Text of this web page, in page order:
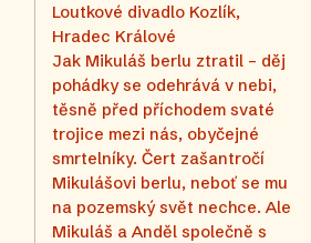
Loutkové divadlo Kozlík,
Hradec Králové
Jak Mikuláš berlu ztratil – děj
pohádky se odehrává v nebi,
těsně před příchodem svaté
trojice mezi nás, obyčejné
smrtelníky. Čert zašantročí
Mikulášovi berlu, neboť se mu
na pozemský svět nechce. Ale
Mikuláš a Anděl společně s